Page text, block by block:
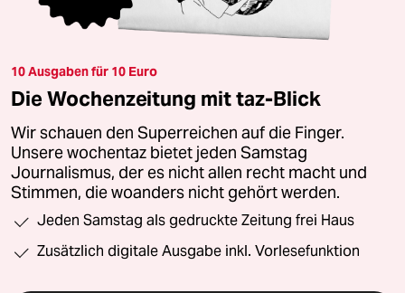
10 Ausgaben für 10 Euro
Die Wochenzeitung mit taz-Blick
Wir schauen den Superreichen auf die Finger.
Unsere wochentaz bietet jeden Samstag
Journalismus, der es nicht allen recht macht und
Stimmen, die woanders nicht gehört werden.
Jeden Samstag als gedruckte Zeitung frei Haus
Zusätzlich digitale Ausgabe inkl. Vorlesefunktion